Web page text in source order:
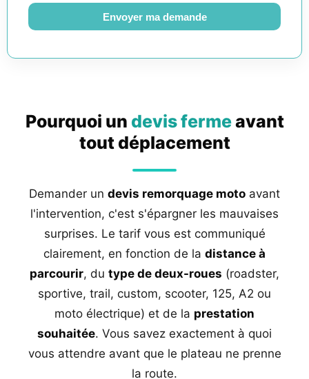
Envoyer ma demande
Pourquoi un devis fermeavant
tout déplacement
Demander un devis remorquage moto avant
l'intervention, c'est s'épargner les mauvaises
surprises. Le tarif vous est communiqué
clairement, en fonction de la distance à
parcourir, du type de deux-roues (roadster,
sportive, trail, custom, scooter, 125, A2 ou
moto électrique) et de la prestation
souhaitée. Vous savez exactement à quoi
vous attendre avant que le plateau ne prenne
la route.